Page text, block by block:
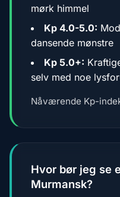
mørk himmel
Kp 4.0-5.0:
dansende mønstre
Kp 5.0+:
selv med noe
Nåværende Kp-
Hvor bør jeg se
Murmansk?